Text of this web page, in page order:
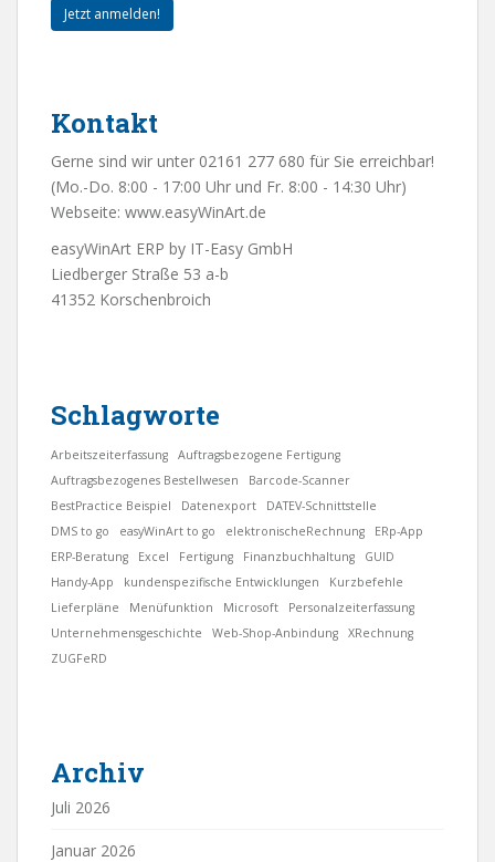
Jetzt anmelden!
Kontakt
Gerne sind wir unter 02161 277 680 für Sie erreichbar!
(Mo.-Do. 8:00 - 17:00 Uhr und Fr. 8:00 - 14:30 Uhr)
Webseite: www.easyWinArt.de
easyWinArt ERP by IT-Easy GmbH
Liedberger Straße 53 a-b
41352 Korschenbroich
Schlagworte
Arbeitszeiterfassung
Auftragsbezogene Fertigung
Auftragsbezogenes Bestellwesen
Barcode-Scanner
BestPractice Beispiel
Datenexport
DATEV-Schnittstelle
DMS to go
easyWinArt to go elektronischeRechnung
ERp-App
ERP-Beratung
Excel Fertigung Finanzbuchhaltung
GUID
Handy-App
kundenspezifische Entwicklungen
Kurzbefehle
Lieferpläne
Menüfunktion Microsoft
Personalzeiterfassung
Unternehmensgeschichte
Web-Shop-Anbindung
XRechnung
ZUGFeRD
Archiv
Juli 2026
Januar 2026